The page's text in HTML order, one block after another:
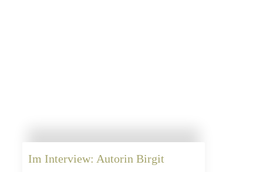
Im Interview: Autorin Birgit